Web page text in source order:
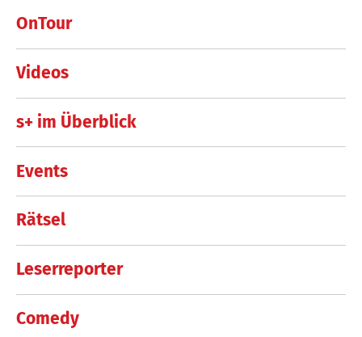
OnTour
Videos
s+ im Überblick
Events
Rätsel
Leserreporter
Comedy